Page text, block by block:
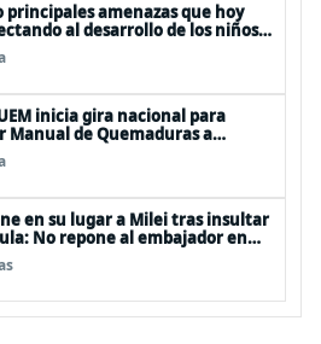
principales amenazas que hoy
al desarrollo de los niños
inicia gira nacional para
Manual de Quemaduras a
de la salud
en su lugar a Milei tras insultar
No repone al embajador en
la relación bilateral